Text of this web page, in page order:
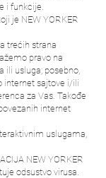
i funkcije.
je NEW YORKER
trećih strana
pravo na
ili usluga; posebno,
internet sajtove i/ili
za Vas. Takođe
internet
uslugama,
NEW YORKER
odsustvo virusa.